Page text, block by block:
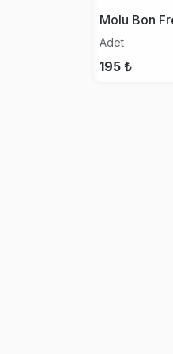
Adet
195 ₺